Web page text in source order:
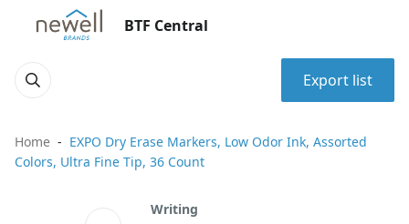
BTF Central
Export list
Home
EXPO Dry Erase Markers, Low Odor Ink, Assorted
Colors, Ultra Fine Tip, 36 Count
Writing